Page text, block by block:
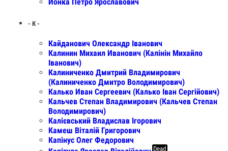
Йонка Петро Ярославович
- К -
Кайданович Олександр Іванович
Калинин Михаил Иванович (Калінін Михайло
Іванович)
Калиниченко Дмитрий Владимирович
(Калиниченко Дмитро Володимирович)
Калько Иван Сергеевич (Калько Іван Сергійович)
Кальчев Степан Владимирович (Кальчев Степан
Володимирович)
Калієвський Владислав Ігорович
Камеш Віталій Григорович
Капінус Олег Федорович
Dead